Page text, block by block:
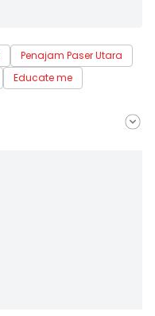
Penajam Paser Utara
Educate me